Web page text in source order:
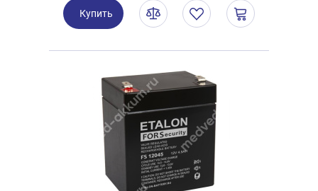
Купить